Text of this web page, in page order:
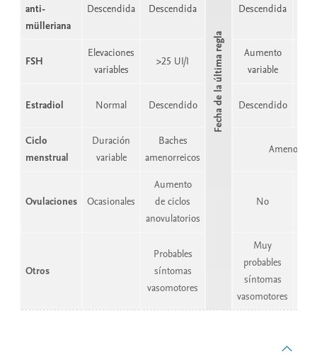
Fecha de la última regla
anti-
mülleriana
Descendida Descendida Descendida
FSH
Elevaciones
variables
>25 UI/I
Aumento
variable
Estradiol Normal Descendido Descendido
Ciclo
menstrual
Duración
variable
Baches
amenorreicos
Amenorrea
Ovulaciones Ocasionales
Aumento
de ciclos
anovulatorios
No
Otros
Probables
síntomas
vasomotores
Muy
probables
síntomas
vasomotores